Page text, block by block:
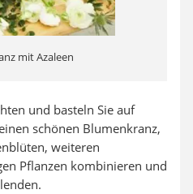
mit Azaleen
und basteln Sie auf
schönen Blumenkranz,
weiteren
Pflanzen kombinieren und